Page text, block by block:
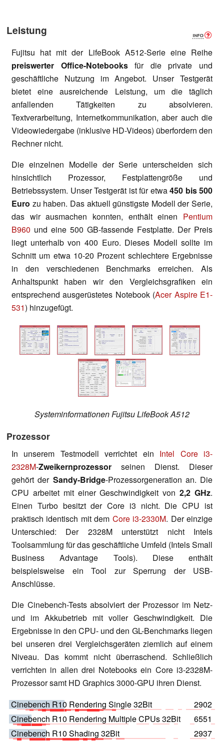
Leistung
Fujitsu hat mit der LifeBook A512-Serie eine Reihe
preiswerter Office-Notebooksfür die private und
geschäftliche Nutzung im Angebot. Unser Testgerät
bietet eine ausreichende Leistung, um die täglich
anfallenden Tätigkeiten zu absolvieren.
Textverarbeitung, Internetkommunikation, aber auch die
Videowiedergabe (inklusive HD-Videos) überfordern den
Rechner nicht.
Die einzelnen Modelle der Serie unterscheiden sich
hinsichtlich Prozessor, Festplattengröße und
Betriebssystem. Unser Testgerät ist für etwa450 bis 500
Euro zu haben. Das aktuell günstigste Modell der Serie,
das wir ausmachen konnten, enthält einen Pentium
B960 und eine 500 GB-fassende Festplatte. Der Preis
liegt unterhalb von 400 Euro. Dieses Modell sollte im
Schnitt um etwa 10-20 Prozent schlechtere Ergebnisse
in den verschiedenen Benchmarks erreichen. Als
Anhaltspunkt haben wir den Vergleichsgrafiken ein
entsprechend ausgerüstetes Notebook (Acer Aspire E1-
531) hinzugefügt.
Systeminformationen Fujitsu LifeBook A512
Prozessor
In unserem Testmodell verrichtet ein Intel Core i3-
2328M-Zweikernprozessor seinen Dienst. Dieser
gehört der Sandy-Bridge-Prozessorgeneration an. Die
CPU arbeitet mit einer Geschwindigkeit von2,2 GHz.
Einen Turbo besitzt der Core i3 nicht. Die CPU ist
praktisch identisch mit dem Core i3-2330M. Der einzige
Unterschied: Der 2328M unterstützt nicht Intels
Toolsammlung für das geschäftliche Umfeld (Intels Small
Business Advantage Tools). Diese enthält
beispielsweise ein Tool zur Sperrung der USB-
Anschlüsse.
Die Cinebench-Tests absolviert der Prozessor im Netz-
und im Akkubetrieb mit voller Geschwindigkeit. Die
Ergebnisse in den CPU- und den GL-Benchmarks liegen
bei unseren drei Vergleichsgeräten ziemlich auf einem
Niveau. Das kommt nicht überraschend. Schließlich
verrichten in allen drei Notebooks ein Core i3-2328M-
Prozessor samt HD Graphics 3000-GPU ihren Dienst.
Cinebench R10 Rendering Single 32Bit
2902
Cinebench R10 Rendering Multiple CPUs 32Bit
6551
Cinebench R10 Shading 32Bit
2937